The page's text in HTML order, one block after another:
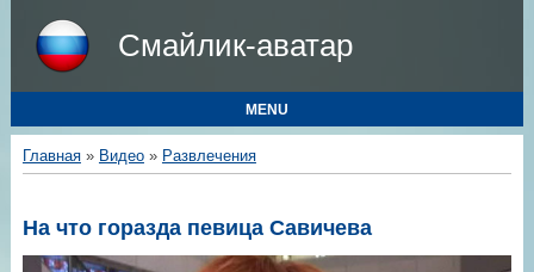
Смайлик-аватар
MENU
Главная» Видео» Развлечения
На что горазда певица Савичева